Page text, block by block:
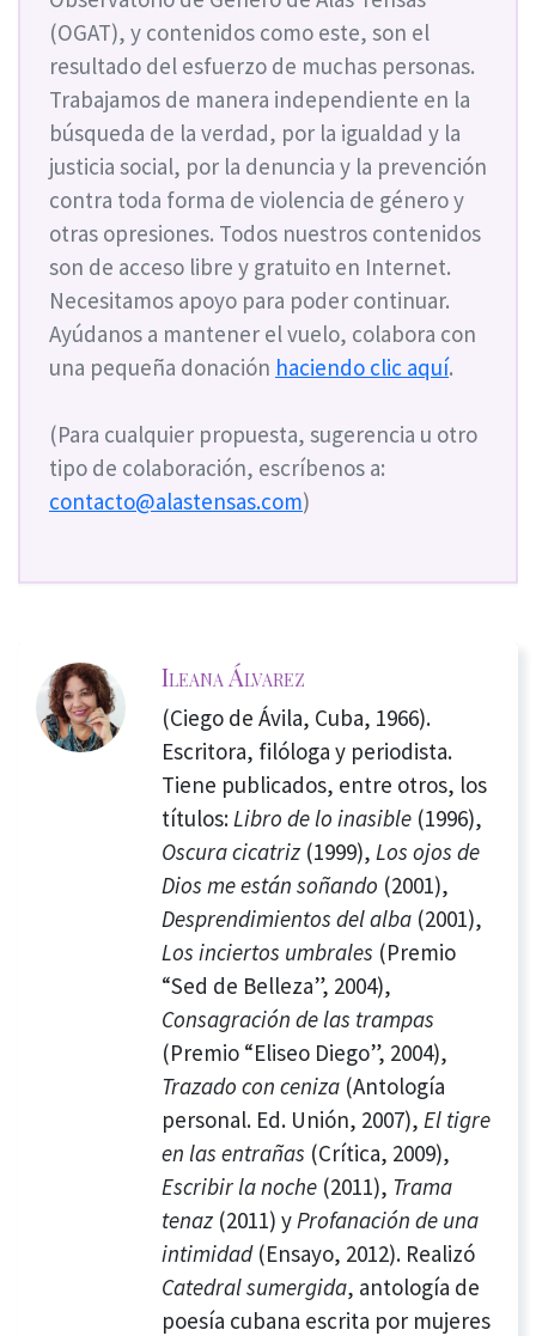
(OGAT), y contenidos como este, son el
resultado del esfuerzo de muchas personas.
Trabajamos de manera independiente en la
búsqueda de la verdad, por la igualdad y la
justicia social, por la denuncia y la prevención
contra toda forma de violencia de género y
otras opresiones. Todos nuestros contenidos
son de acceso libre y gratuito en Internet.
Necesitamos apoyo para poder continuar.
Ayúdanos a mantener el vuelo, colabora con
una pequeña donación haciendo clic aquí.
(Para cualquier propuesta, sugerencia u otro
tipo de colaboración, escríbenos a:
contacto@alastensas.com)
Ileana Álvarez
(Ciego de Ávila, Cuba, 1966).
Escritora, filóloga y periodista.
Tiene publicados, entre otros, los
títulos:Libro de lo inasible(1996),
Oscura cicatriz(1999), Los ojos de
Dios me están soñando (2001),
Desprendimientos del alba(2001),
Los inciertos umbrales (Premio
“Sed de Belleza”, 2004),
Consagración de las trampas
(Premio “Eliseo Diego”, 2004),
Trazado con ceniza (Antología
personal. Ed. Unión, 2007), El tigre
en las entrañas (Crítica, 2009),
Escribir la noche(2011), Trama
tenaz(2011) yProfanación de una
intimidad(Ensayo, 2012). Realizó
Catedral sumergida, antología de
poesía cubana escrita por mujeres